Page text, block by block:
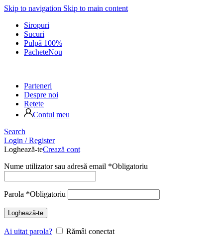
Skip to navigation Skip to main content
Siropuri
Sucuri
Pulpă 100%
PacheteNou
Parteneri
Despre noi
Rețete
Contul meu
Search
Login / Register
Loghează-teCrează cont
Nume utilizator sau adresă email *Obligatoriu
Parola *Obligatoriu
Loghează-te
Ai uitat parola?
Rămâi conectat